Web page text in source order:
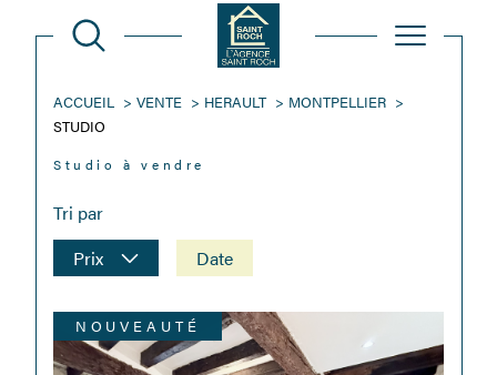
ACCUEIL VENTE HERAULT
MONTPELLIER
STUDIO
Studio à vendre
Tri par
Prix
Date
NOUVEAUTÉ